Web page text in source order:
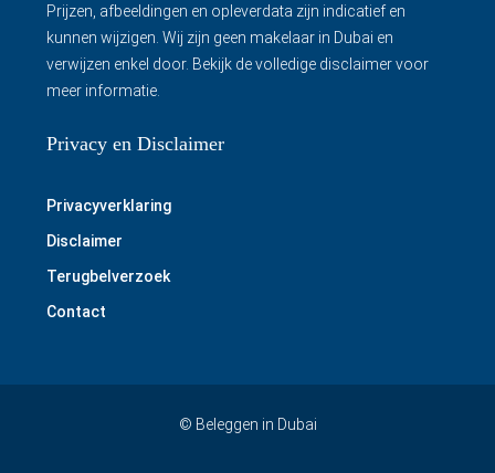
Prijzen, afbeeldingen en opleverdata zijn indicatief en
kunnen wijzigen. Wij zijn geen makelaar in Dubai en
verwijzen enkel door. Bekijk de volledige disclaimervoor
meer informatie.
Privacy en Disclaimer
Privacyverklaring
Disclaimer
Terugbelverzoek
Contact
© Beleggen in Dubai